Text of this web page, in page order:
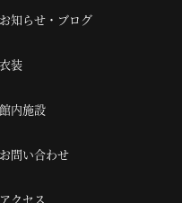
お知らせ・ブログ
衣装
館内施設
お問い合わせ
アクセス